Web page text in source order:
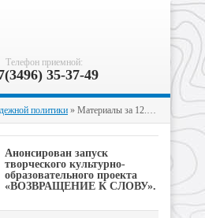
Телефон приемной:
35-37-49
политики » Материалы за 12.02.2024
Анонсирован запуск
творческого культурно-
образовательного проекта
«ВОЗВРАЩЕНИЕ К СЛОВУ».